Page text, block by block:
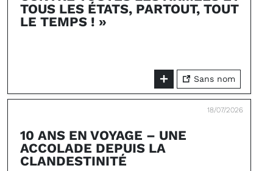
TOUS LES ÉTATS, PARTOUT, TOUT
LE TEMPS ! »
Sans nom
18/07/2026
10 ANS EN VOYAGE – UNE
ACCOLADE DEPUIS LA
CLANDESTINITÉ